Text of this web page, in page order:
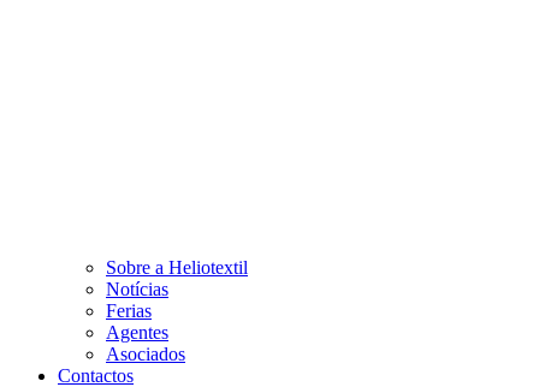
Sobre a Heliotextil
Notícias
Ferias
Agentes
Asociados
Contactos